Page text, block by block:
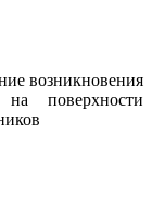
возникновения
на поверхности